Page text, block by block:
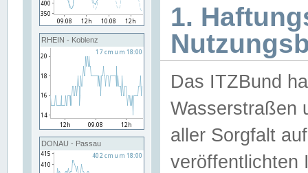
RHEIN - Koblenz
DONAU - Passau
1.
Das ITZBund
Wasserstraßen
aller Sorgfalt
veröffentlichten